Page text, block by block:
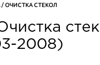
/ ОЧИСТКА СТЕКОЛ
2008)